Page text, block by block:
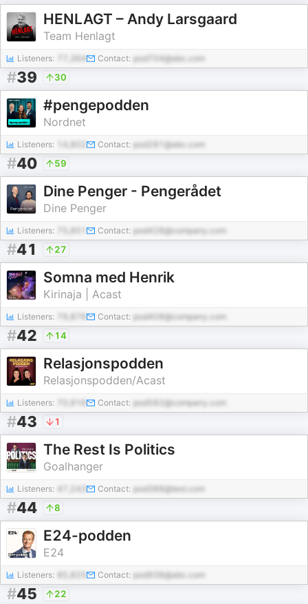
HENLAGT – Andy Larsgaard
Team Henlagt
Listeners: 77,364 Contact: pod704@abc.com
#39 30
#pengepodden
Nordnet
Listeners: Contact: pod281@abc.com
#40 59
Dine Penger - Pengerådet
Dine Penger
Listeners: Contact: pod428@company.com
#41 27
Somna med Henrik
Kirinaja | Acast
Listeners: Contact: pod408@company.com
#42 14
Relasjonspodden
Relasjonspodden/Acast
Listeners: Contact: pod582@company.com
#43 1
The Rest Is Politics
Goalhanger
Listeners: Contact: pod388@test.com
#44 8
E24-podden
E24
Listeners: Contact: pod938@abc.com
#45 22